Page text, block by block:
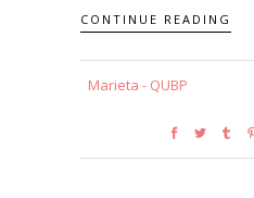
CONTINUE READING
Marieta - QUBP